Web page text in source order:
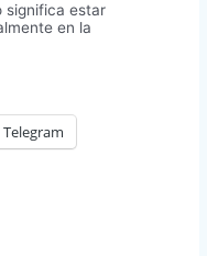
significa estar
en la
Telegram